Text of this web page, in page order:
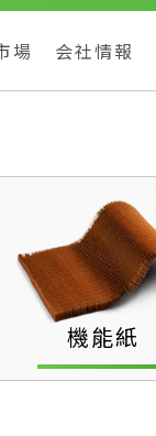
場 会社情報
機能紙